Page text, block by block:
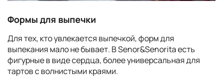
Формы для выпечки
Для тех, кто увлекается выпечкой, форм для
выпекания мало не бывает. В Senor&Senorita есть
фигурные в виде сердца, более универсальная для
тартов с волнистыми краями.